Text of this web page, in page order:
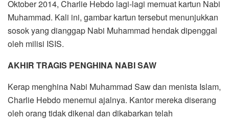
Oktober 2014, Charlie Hebdo lagi-lagi memuat kartun Nabi
Muhammad. Kali ini, gambar kartun tersebut menunjukkan
sosok yang dianggap Nabi Muhammad hendak dipenggal
oleh milisi ISIS.
AKHIR TRAGIS PENGHINA NABI SAW
Kerap menghina Nabi Muhammad Saw dan menista Islam,
Charlie Hebdo menemui ajalnya. Kantor mereka diserang
oleh orang tidak dikenal dan dikabarkan telah